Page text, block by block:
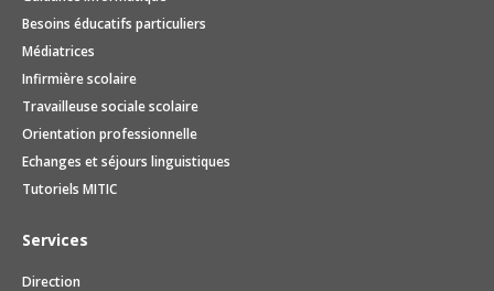
Besoins éducatifs particuliers
Médiatrices
Infirmière scolaire
Travailleuse sociale scolaire
Orientation professionnelle
Echanges et séjours linguistiques
Tutoriels MITIC
Services
Direction